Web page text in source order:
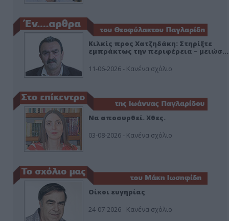
Κιλκίς προς Χατζηδάκη: Στηρίξτε
εμπράκτως την περιφέρεια – μειώσ…
11-06-2026 - Κανένα σχόλιο
Να αποσυρθεί. Χθες.
03-08-2026 - Κανένα σχόλιο
Οίκοι ευγηρίας
24-07-2026 - Κανένα σχόλιο